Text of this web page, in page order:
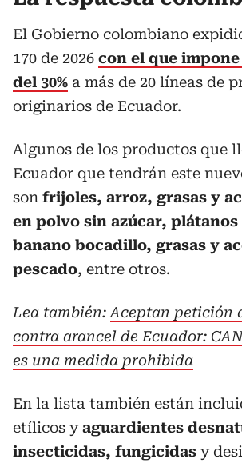
El Gobierno colombiano
170 de 2026 con el que
del 30% a más de 20 líneas de
originarios de Ecuador.
Algunos de los productos que
Ecuador que tendrán este
son frijoles, arroz, grasas y
en polvo sin azúcar,
banano bocadillo, grasas y
pescado, entre otros.
Lea también: Aceptan petición
contra arancel de Ecuador:
es una medida prohibida
En la lista también están
etílicos yaguardientes
insecticidas, fungicidas y